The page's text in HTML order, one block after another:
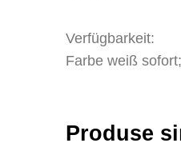
Verfügbarkeit:
Farbe weiß
Produse